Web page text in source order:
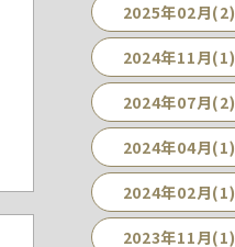
2025年02月(2)
2024年11月(1)
2024年07月(2)
2024年04月(1)
2024年02月(1)
2023年11月(1)